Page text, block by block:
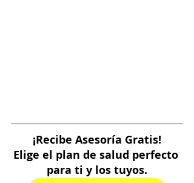
¡Recibe Asesoría Gratis!
Elige el plan de salud perfecto
para ti y los tuyos.